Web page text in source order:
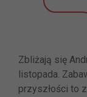
Zbliżają się
listopada.
przyszłości to